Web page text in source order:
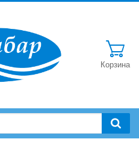
Корзина